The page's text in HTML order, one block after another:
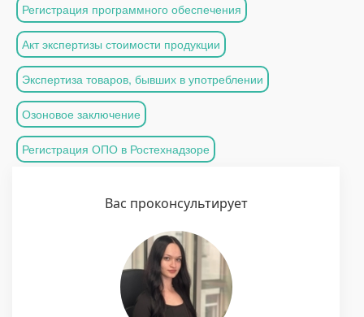
Регистрация программного обеспечения
Акт экспертизы стоимости продукции
Экспертиза товаров, бывших в употреблении
Озоновое заключение
Регистрация ОПО в Ростехнадзоре
Вас проконсультирует